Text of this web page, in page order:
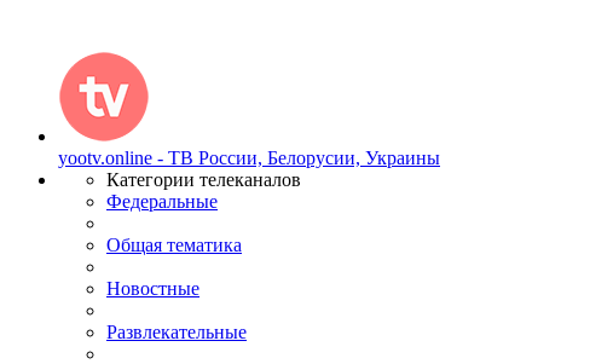
yootv.online - ТВ России, Белорусии, Украины
Категории телеканалов
Федеральные
Общая тематика
Новостные
Развлекательные